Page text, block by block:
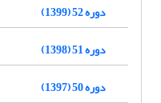
دوره 52 (1399)
دوره 51 (1398)
دوره 50 (1397)